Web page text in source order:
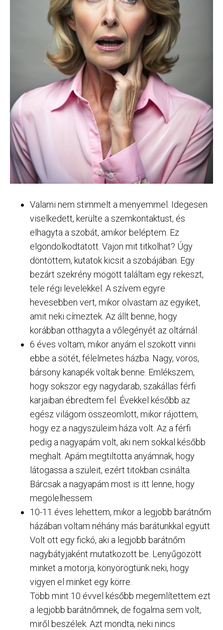
Valami nem stimmelt a menyemmel. Idegesen
viselkedett, kerülte a szemkontaktust, és
elhagyta a szobát, amikor beléptem. Ez
elgondolkodtatott. Vajon mit titkolhat? Úgy
döntöttem, kutatok kicsit a szobájában. Egy
bezárt szekrény mögött találtam egy rekeszt,
tele régi levelekkel. A szívem egyre
hevesebben vert, mikor olvastam az egyiket,
amit neki címeztek. Az állt benne, hogy
korábban otthagyta a vőlegényét az oltárnál.
6 éves voltam, mikor anyám el szokott vinni
ebbe a sötét, félelmetes házba. Nagy, vörös,
bársony kanapék voltak benne. Emlékszem,
hogy sokszor egy nagydarab, szakállas férfi
karjaiban ébredtem fel. Évekkel később az
egész világom összeomlott, mikor rájöttem,
hogy ez a nagyszüleim háza volt. Az a férfi
pedig a nagyapám volt, aki nem sokkal később
meghalt. Apám megtiltotta anyámnak, hogy
látogassa a szüleit, ezért titokban csinálta.
Bárcsak a nagyapám most is itt lenne, hogy
megölelhessem.
10-11 éves lehettem, mikor a legjobb barátnőm
házában voltam néhány más barátunkkal együtt.
Volt ott egy fickó, aki a legjobb barátnőm
nagybátyjaként mutatkozott be. Lenyűgözött
minket a motorja, könyörögtünk neki, hogy
vigyen el minket egy körre.
Több mint 10 évvel később megemlítettem ezt
a legjobb barátnőmnek, de fogalma sem volt,
miről beszélek. Azt mondta, neki nincs